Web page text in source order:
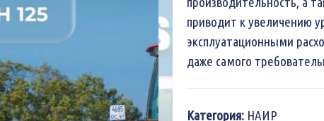
приводит к увеличению
эксплуатационными
даже самого
Категория: НАИР